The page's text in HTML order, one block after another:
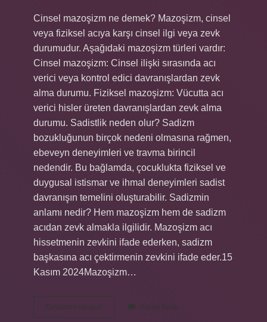
Cinsel mazoşizm ne demek? Mazoşizm, cinsel
veya fiziksel acıya karşı cinsel ilgi veya zevk
durumudur. Aşağıdaki mazoşizm türleri vardır:
Cinsel mazoşizm: Cinsel ilişki sırasında acı
verici veya kontrol edici davranışlardan zevk
alma durumu. Fiziksel mazoşizm: Vücutta acı
verici hisler üreten davranışlardan zevk alma
durumu. Sadistlik neden olur? Sadizm
bozukluğunun birçok nedeni olmasına rağmen,
ebeveyn deneyimleri ve travma birincil
nedendir. Bu bağlamda, çocuklukta fiziksel ve
duygusal istismar ve ihmal deneyimleri sadist
davranışın temelini oluşturabilir. Sadizmin
anlamı nedir? Hem mazoşizm hem de sadizm
acıdan zevk almakla ilgilidir. Mazoşizm acı
hissetmenin zevkini ifade ederken, sadizm
başkasına acı çektirmenin zevkini ifade eder.15
Kasım 2024Mazoşizm…
Devamını okuyun
Cinsellikte
Sadistlik
Yorum Bırak